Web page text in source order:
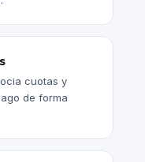
cuotas y
de forma